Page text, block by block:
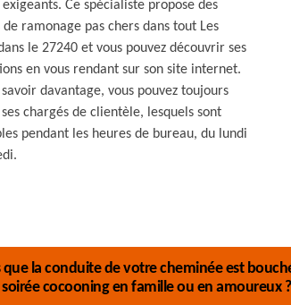
Ce spécialiste propose des
de ramonage pas chers dans tout Les
le 27240 et vous pouvez découvrir ses
en vous rendant sur son site internet.
savoir davantage, vous pouvez toujours
chargés de clientèle, lesquels sont
pendant les heures de bureau, du lundi
que la conduite de votre cheminée est
cocooning en famille ou en amoureux ?